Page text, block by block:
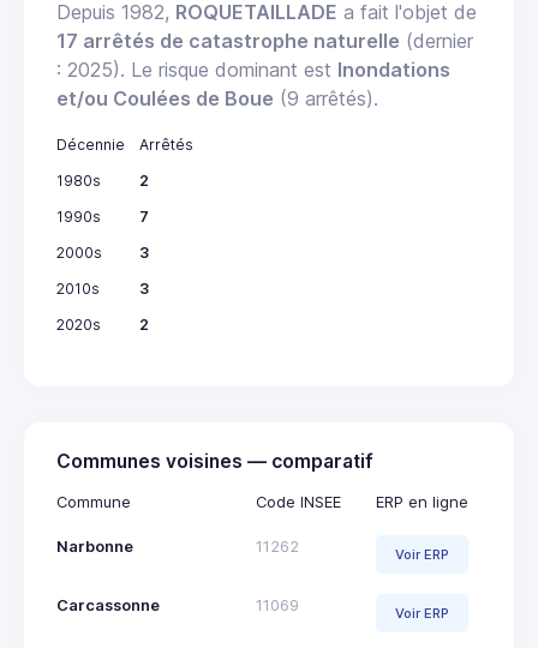
Depuis 1982, ROQUETAILLADE a fait l'objet de
17 arrêtés de catastrophe naturelle (dernier
: 2025). Le risque dominant est Inondations
et/ou Coulées de Boue (9 arrêtés).
Décennie
Arrêtés
1980s
2
1990s
7
2000s
3
2010s
3
2020s
2
Communes voisines — comparatif
Commune Code INSEE ERP en ligne
Narbonne 11262 Voir ERP
Carcassonne 11069 Voir ERP